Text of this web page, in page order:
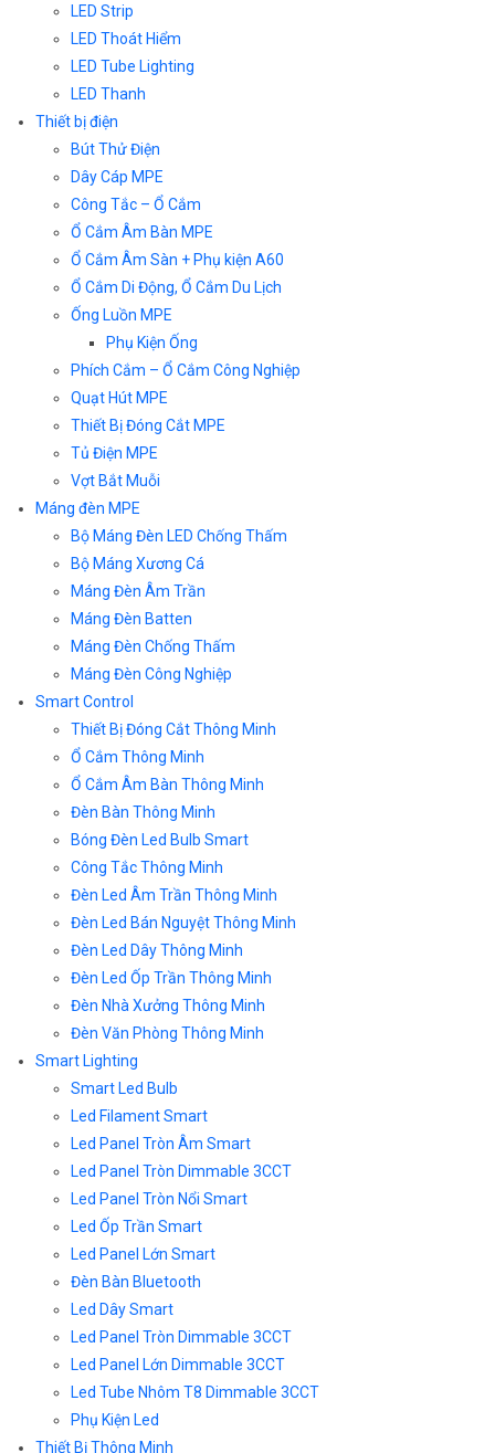
LED Strip
LED Thoát Hiểm
LED Tube Lighting
LED Thanh
Thiết bị điện
Bút Thử Điện
Dây Cáp MPE
Công Tắc – Ổ Cắm
Ổ Cắm Âm Bàn MPE
Ổ Cắm Âm Sàn + Phụ kiện A60
Ổ Cắm Di Động, Ổ Cắm Du Lịch
Ống Luồn MPE
Phụ Kiện Ống
Phích Cắm – Ổ Cắm Công Nghiệp
Quạt Hút MPE
Thiết Bị Đóng Cắt MPE
Tủ Điện MPE
Vợt Bắt Muỗi
Máng đèn MPE
Bộ Máng Đèn LED Chống Thấm
Bộ Máng Xương Cá
Máng Đèn Âm Trần
Máng Đèn Batten
Máng Đèn Chống Thấm
Máng Đèn Công Nghiệp
Smart Control
Thiết Bị Đóng Cắt Thông Minh
Ổ Cắm Thông Minh
Ổ Cắm Âm Bàn Thông Minh
Đèn Bàn Thông Minh
Bóng Đèn Led Bulb Smart
Công Tắc Thông Minh
Đèn Led Âm Trần Thông Minh
Đèn Led Bán Nguyệt Thông Minh
Đèn Led Dây Thông Minh
Đèn Led Ốp Trần Thông Minh
Đèn Nhà Xưởng Thông Minh
Đèn Văn Phòng Thông Minh
Smart Lighting
Smart Led Bulb
Led Filament Smart
Led Panel Tròn Âm Smart
Led Panel Tròn Dimmable 3CCT
Led Panel Tròn Nổi Smart
Led Ốp Trần Smart
Led Panel Lớn Smart
Đèn Bàn Bluetooth
Led Dây Smart
Led Panel Tròn Dimmable 3CCT
Led Panel Lớn Dimmable 3CCT
Led Tube Nhôm T8 Dimmable 3CCT
Phụ Kiện Led
Thiết Bị Thông Minh